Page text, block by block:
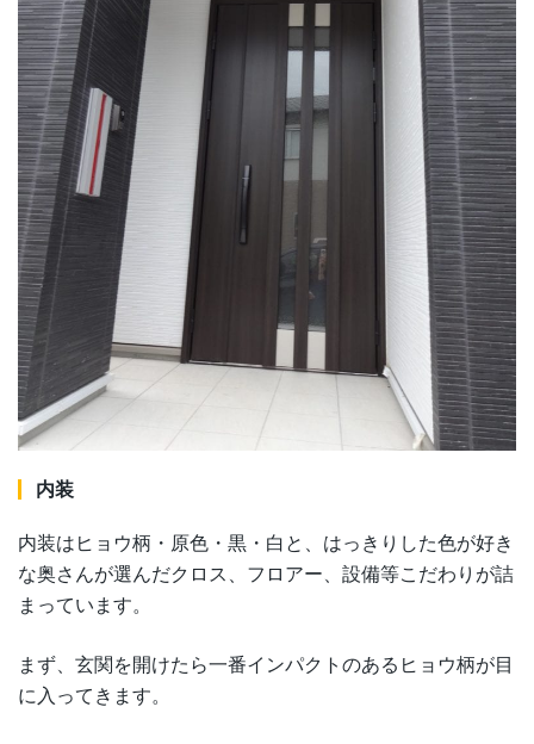
内装
内装はヒョウ柄・原色・黒・白と、はっきりした色が好き
な奥さんが選んだクロス、フロアー、設備等こだわりが詰
まっています。
まず、玄関を開けたら一番インパクトのあるヒョウ柄が目
に入ってきます。